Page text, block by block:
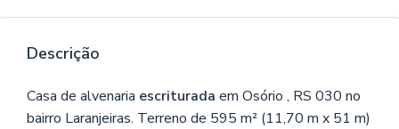
Descrição
Casa de alvenaria escriturada em Osório , RS 030 no
bairro Laranjeiras. Terreno de 595 m² (11,70 m x 51 m)